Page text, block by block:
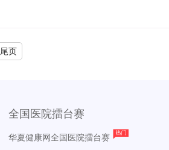
尾页
全国医院擂台赛
华夏健康网全国医院擂台赛